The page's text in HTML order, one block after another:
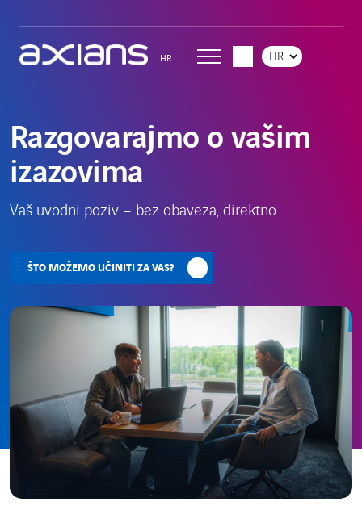
sadržaja
HR
Odaberite
Razgovarajmo o vašim
izazovima
Vaš uvodni poziv – bez obaveza, direktno
ŠTO MOŽEMO UČINITI ZA VAS?